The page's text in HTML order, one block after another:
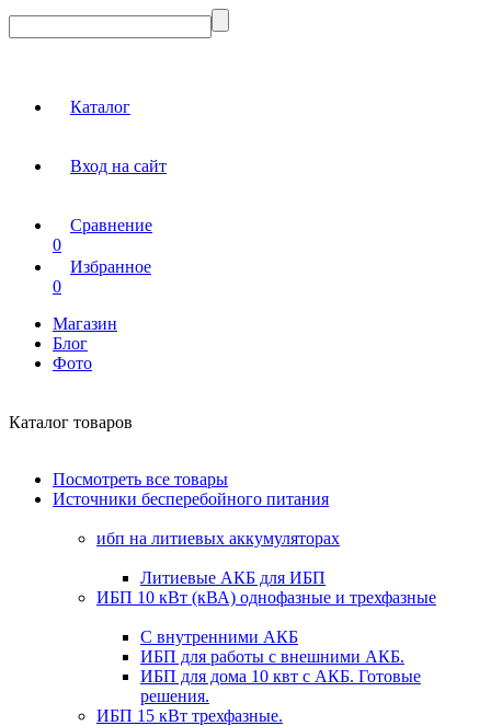
Каталог
Вход на сайт
Сравнение
0
Избранное
0
Магазин
Блог
Фото
Каталог товаров
Посмотреть все товары
Источники бесперебойного питания
ибп на литиевых аккумуляторах
Литиевые АКБ для ИБП
ИБП 10 кВт (кВА) однофазные и трехфазные
С внутренними АКБ
ИБП для работы с внешними АКБ.
ИБП для дома 10 квт с АКБ. Готовые
решения.
ИБП 15 кВт трехфазные.